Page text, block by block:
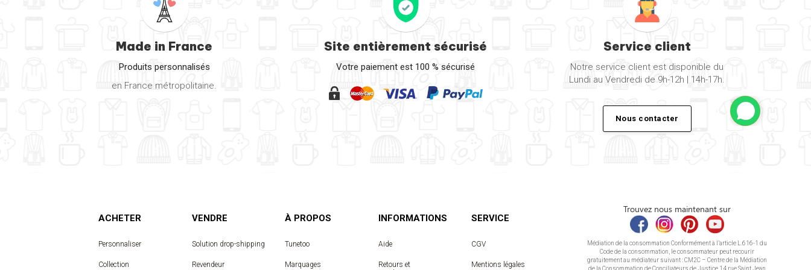
Made in France
Produits personnalisés
en France métropolitaine.
Site entièrement sécurisé
Votre paiement est 100 % sécurisé
Service client
Notre service client est disponible du
Lundi au Vendredi de 9h-12h | 14h-17h.
Nous contacter
ACHETER
Personnaliser
Collection
VENDRE
Solution drop-shipping
Revendeur
À PROPOS
Tunetoo
Marquages
INFORMATIONS
Aide
Retours et
SERVICE
CGV
Mentions légales
Trouvez nous maintenant sur
Médiation de la consommation Conformément à l’article L.616-1 du
Code de la consommation, le consommateur peut recourir
gratuitement au médiateur suivant : CM2C – Centre de la Médiation
de la Consommation de Conciliateurs de Justice 14 rue Saint Jean